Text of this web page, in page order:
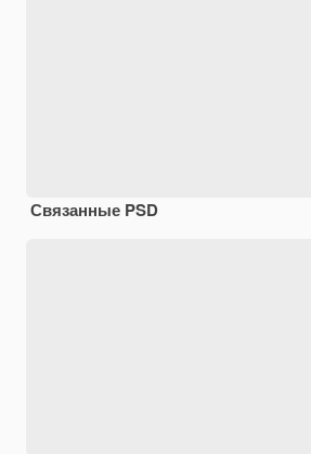
Связанные PSD